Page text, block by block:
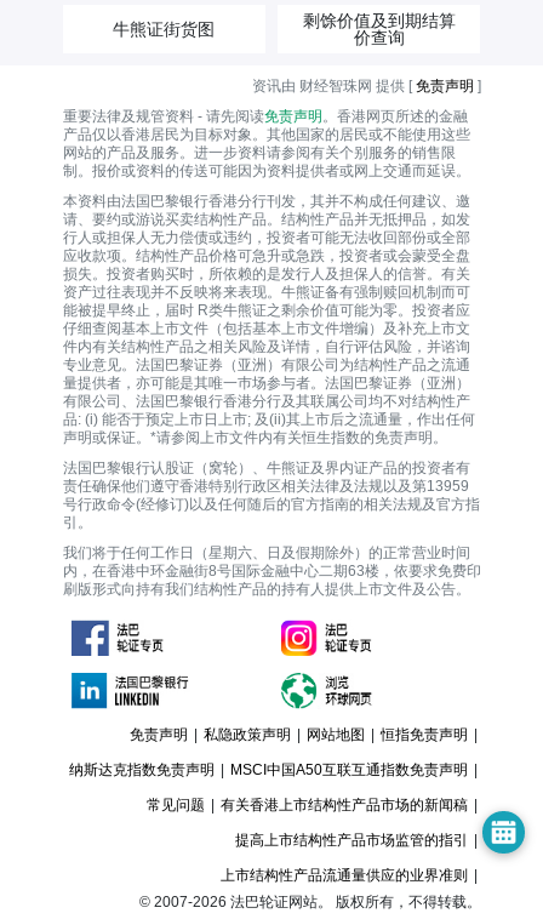
牛熊证街货图
剩馀价值及到期结算
价查询
资讯由 财经智珠网 提供 [免责声明 ]
重要法律及规管资料 - 请先阅读免责声明 。香港网页所述的金融
产品仅以香港居民为目标对象。其他国家的居民或不能使用这些
网站的产品及服务。进一步资料请参阅有关个别服务的销售限
制。报价或资料的传送可能因为资料提供者或网上交通而延误。
本资料由法国巴黎银行香港分行刊发，其并不构成任何建议、邀
请、要约或游说买卖结构性产品。结构性产品并无抵押品，如发
行人或担保人无力偿债或违约，投资者可能无法收回部份或全部
应收款项。结构性产品价格可急升或急跌，投资者或会蒙受全盘
损失。投资者购买时，所依赖的是发行人及担保人的信誉。有关
资产过往表现并不反映将来表现。牛熊证备有强制赎回机制而可
能被提早终止，届时 R类牛熊证之剩余价值可能为零。投资者应
仔细查阅基本上市文件（包括基本上市文件增编）及补充上市文
件内有关结构性产品之相关风险及详情，自行评估风险，并谘询
专业意见。法国巴黎证券（亚洲）有限公司为结构性产品之流通
量提供者，亦可能是其唯一巿场参与者。法国巴黎证券（亚洲）
有限公司、法国巴黎银行香港分行及其联属公司均不对结构性产
品: (i) 能否于预定上市日上市; 及(ii)其上市后之流通量，作出任何
声明或保证。*请参阅上市文件内有关恒生指数的免责声明。
法国巴黎银行认股证（窝轮）、牛熊证及界内证产品的投资者有
责任确保他们遵守香港特别行政区相关法律及法规以及第13959
号行政命令(经修订)以及任何随后的官方指南的相关法规及官方指
引。
我们将于任何工作日（星期六、日及假期除外）的正常营业时间
内，在香港中环金融街8号国际金融中心二期63楼，依要求免费印
刷版形式向持有我们结构性产品的持有人提供上市文件及公告。
免责声明 | 私隐政策声明 | 网站地图 | 恒指免责声明 |
纳斯达克指数免责声明 | MSCI中国A50互联互通指数免责声明 |
常见问题 | 有关香港上市结构性产品市场的新闻稿 |
提高上市结构性产品市场监管的指引 |
上市结构性产品流通量供应的业界准则 |
© 2007-2026 法巴轮证网站。 版权所有，不得转载。